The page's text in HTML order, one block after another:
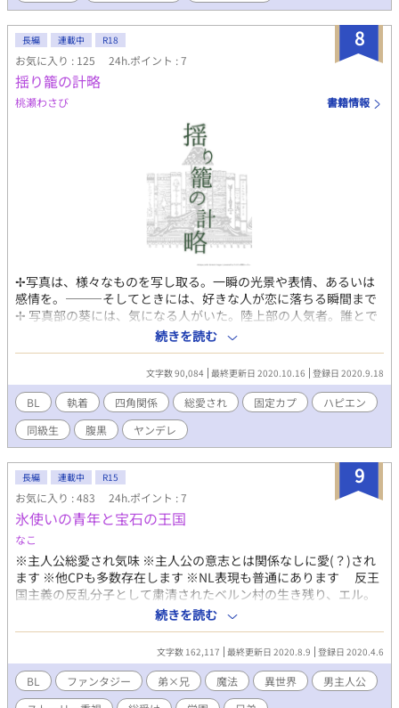
8
長編 連載中 R18
お気に入り : 125 24h.ポイント : 7
揺り籠の計略
桃瀬わさび 書籍情報
✢写真は、様々なものを写し取る。一瞬の光景や表情、あるいは
感情を。―――そしてときには、好きな人が恋に落ちる瞬間まで
✢ 写真部の葵には、気になる人がいた。陸上部の人気者。誰とで
も分け隔てなく接し屈託なく笑う彼と、地味な俺。想いが叶うな
んて大それたことは思っていない。ただ、図書室の秘密のやりと
りを続けながら見ていられればそれでいいと、思っていた。
………そのときまでは。 ―――カメラが写し取ったのは、残酷な
現実。 それに心が砕け散ったとき、生徒会会計が嵐のように現れ
て―――。腹黒生徒会会計・爽やか陸上部・ヤンデレ弟→平凡主
人公の四角関係。主人公総愛されですが、固定カプです。
続きを読む
文字数 90,084 最終更新日 2020.10.16 登録日 2020.9.18
BL 執着 四角関係 総愛され 固定カプ
ハピエン
同級生
腹黒 ヤンデレ
9
長編 連載中 R15
お気に入り : 483 24h.ポイント : 7
氷使いの青年と宝石の王国
なこ
※主人公総愛され気味 ※主人公の意志とは関係なしに愛(？)され
ます ※他CPも多数存在します ※NL表現も普通にあります 反王
国主義の反乱分子として粛清されたベルン村の生き残り、エル。
彼は「精霊の愛し子」という特別な存在で、全属性の精霊と心を
通わせることが出来る唯一の人間であった。 しかし、目の前で
何もかもを奪っていった男、レイモンドの部下として5年間地獄を
味わい続けてきた彼は、その暴虐の中で愛し子としての禁忌に触
れてしまう。 そんな彼は、ついにギルドや騎士団などに所属し
ない「スール」という自由な立場を手にし、スールの中で最も強
続きを読む
文字数 162,117 最終更新日 2020.8.9 登録日 2020.4.6
BL ファンタジー 弟×兄 魔法 異世界
男主人公